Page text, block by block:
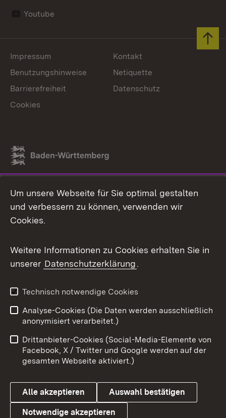
Youtube
Link zum Landesportal
Impressum
Kontakt
Benutzungshinweise
Netiquette
Barrierefreiheit
Datenschutz
Cookies
Um unsere Webseite für Sie optimal gestalten
und verbessern zu können, verwenden wir
Cookies.
Weitere Informationen zu Cookies erhalten Sie in
unserer Datenschutzerklärung.
Technisch notwendige Cookies
Analyse-Cookies (Die Daten werden ausschließlich
anonymisiert verarbeitet.)
Drittanbieter-Cookies (Social-Media-Elemente von
Facebook, X / Twitter und Google werden auf der
gesamten Webseite aktiviert.)
Alle akzeptieren Auswahl bestätigen
Notwendige akzeptieren